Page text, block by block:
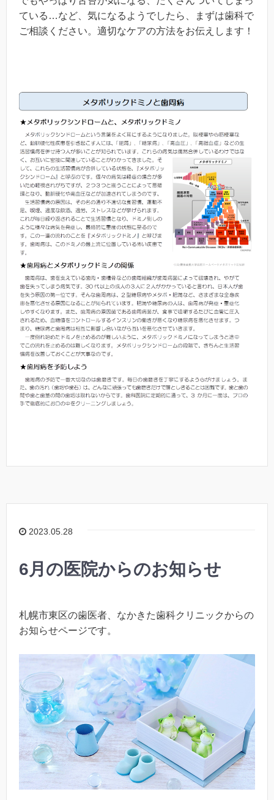
ている…など、気になるようでしたら、まずは歯科で
ご相談ください。適切なケアの方法をお伝えします！
2023.05.28
6月の医院からのお知らせ
札幌市東区の歯医者、なかきた歯科クリニックからの
お知らせページです。